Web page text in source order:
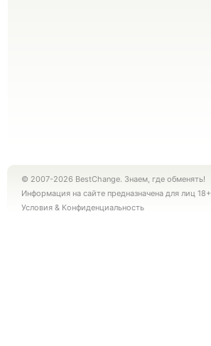
© 2007-2026 BestChange. Знаем, где обменять!
Информация на сайте предназначена для лиц 18+
Условия & Конфиденциальность